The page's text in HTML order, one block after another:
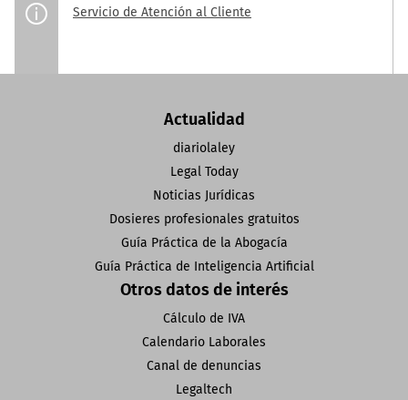
Servicio de Atención al Cliente
Actualidad
diariolaley
Legal Today
Noticias Jurídicas
Dosieres profesionales gratuitos
Guía Práctica de la Abogacía
Guía Práctica de Inteligencia Artificial
Otros datos de interés
Cálculo de IVA
Calendario Laborales
Canal de denuncias
Legaltech